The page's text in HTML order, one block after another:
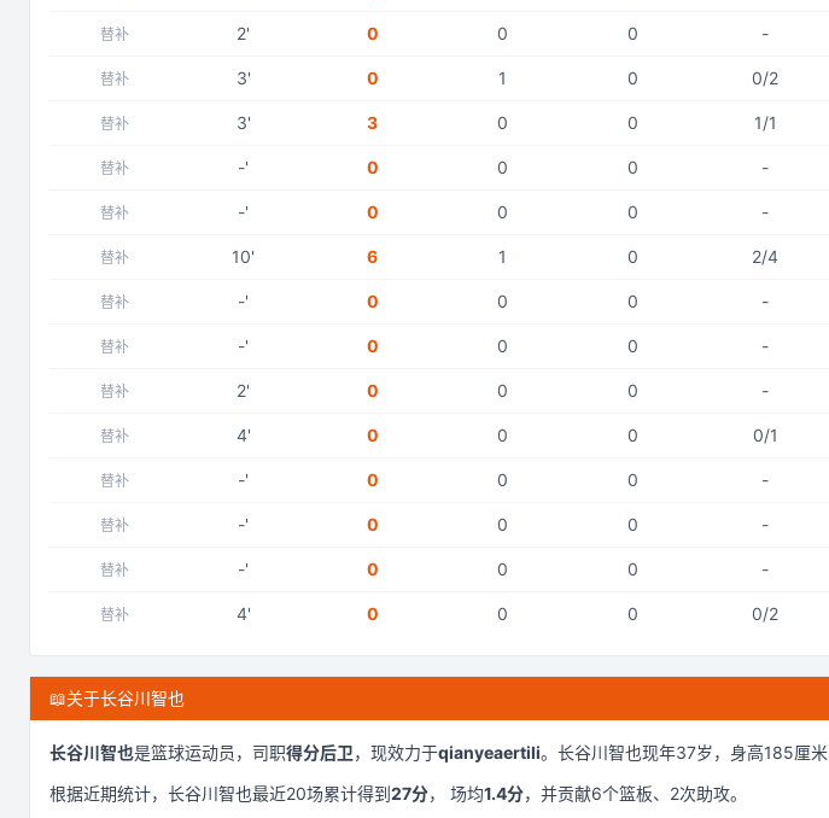
替补 2' 0 0 0 -
替补 3' 0 1 0 0/2
替补 3' 3 0 0 1/1
替补 -' 0 0 0 -
替补 -' 0 0 0 -
替补 10' 6 1 0 2/4
替补 -' 0 0 0 -
替补 -' 0 0 0 -
替补 2' 0 0 0 -
替补 4' 0 0 0 0/1
替补 -' 0 0 0 -
替补 -' 0 0 0 -
替补 -' 0 0 0 -
替补 4' 0 0 0 0/2
📖关于长谷川智也
长谷川智也是篮球运动员，司职得分后卫，现效力于qianyeaertili。 长谷川智也现年37岁，身高185厘米
根据近期统计， 长谷川智也最近20场累计得到27分， 场均1.4分，并贡献6个篮板、 2次助攻。